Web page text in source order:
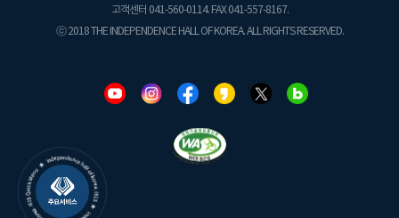
고객센터 041-560-0114. FAX 041-557-8167.
ⓒ 2018 THE INDEPENDENCE HALL OF KOREA. ALL RIGHTS RESERVED.